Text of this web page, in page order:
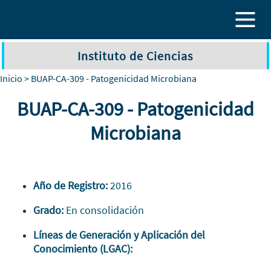
Instituto de Ciencias
Inicio > BUAP-CA-309 - Patogenicidad Microbiana
BUAP-CA-309 - Patogenicidad
Microbiana
Año de Registro:2016
Grado: En consolidación
Líneas de Generación y Aplicación del
Conocimiento (LGAC):